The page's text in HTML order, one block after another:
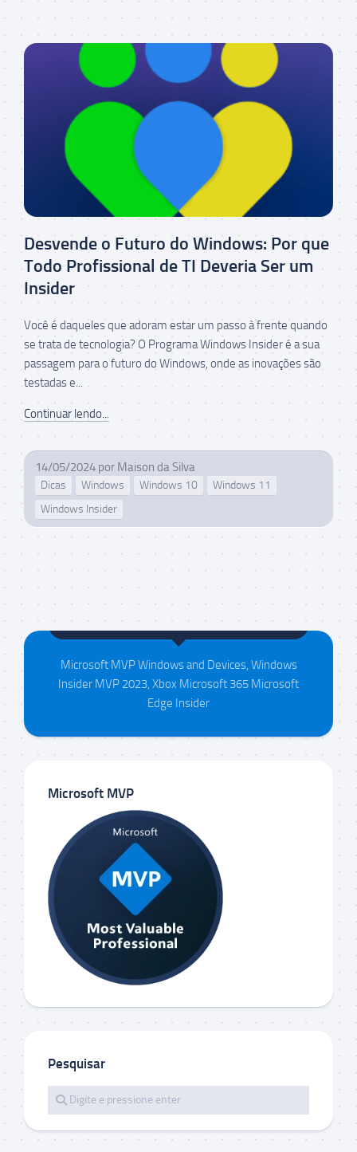
Desvende o Futuro do Windows: Por que
Todo Profissional de TI Deveria Ser um
Insider
Você é daqueles que adoram estar um passo à frente quando
se trata de tecnologia? O Programa Windows Insider é a sua
passagem para o futuro do Windows, onde as inovações são
testadas e...
Continuar lendo...
14/05/2024 por Maison da Silva
Dicas Windows Windows 10
Windows 11
Windows Insider
Maison da Silva
Microsoft MVP Windows and Devices, Windows
Insider MVP 2023, Xbox Microsoft 365 Microsoft
Edge Insider
Microsoft MVP
Pesquisar